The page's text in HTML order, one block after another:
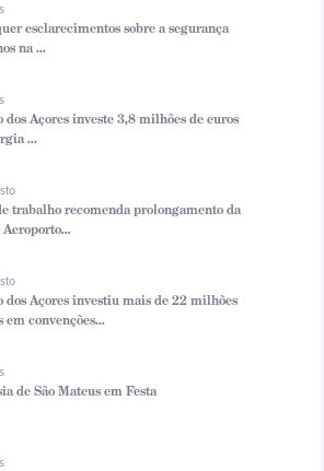
esclarecimentos sobre a segurança
na ...
dos Açores investe 3,8 milhões de euros
...
trabalho recomenda prolongamento da
dos Açores investiu mais de 22 milhões
em convenções...
de São Mateus em Festa